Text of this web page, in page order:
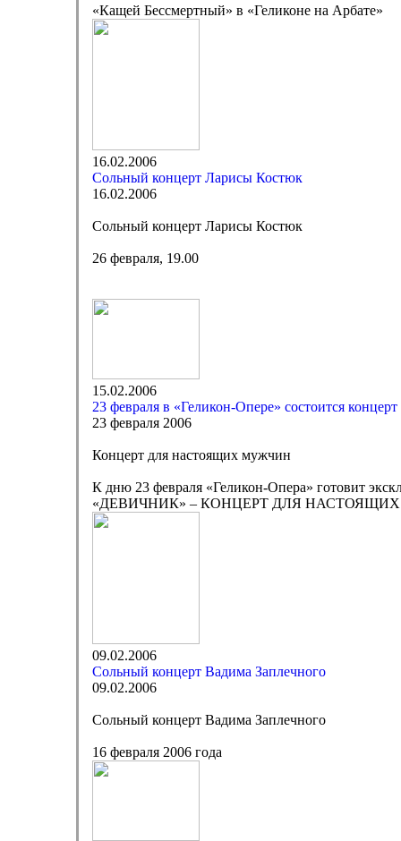
«Кащей Бессмертный» в «Геликоне на Арбате»
16.02.2006
Сольный концерт Ларисы Костюк
16.02.2006
Сольный концерт Ларисы Костюк
26 февраля, 19.00
15.02.2006
23 февраля в «Геликон-Опере» состоится
23 февраля 2006
Концерт для настоящих мужчин
К дню 23 февраля «Геликон-Опера» готовит
«ДЕВИЧНИК» – КОНЦЕРТ ДЛЯ
09.02.2006
Сольный концерт Вадима Заплечного
09.02.2006
Сольный концерт Вадима Заплечного
16 февраля 2006 года